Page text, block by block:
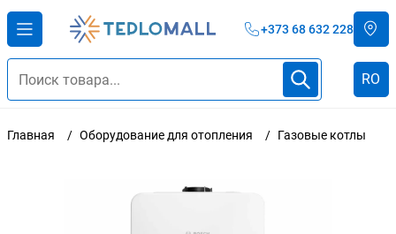
+373 68 632 228
RO
Главная Оборудование для отопления Газовые котлы